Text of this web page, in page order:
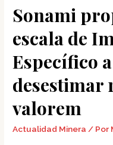
Sonami
escala de
Específico
desestimar
valorem
Actualidad Minera / Por
royalty
ad